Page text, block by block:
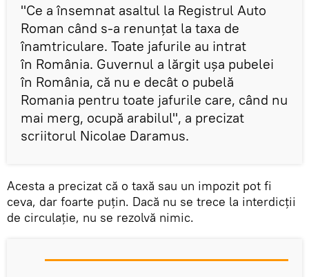
"Ce a însemnat asaltul la Registrul Auto
Roman când s-a renunţat la taxa de
înamtriculare. Toate jafurile au intrat
în România. Guvernul a lărgit uşa pubelei
în România, că nu e decât o pubelă
Romania pentru toate jafurile care, când nu
mai merg, ocupă arabilul", a precizat
scriitorul Nicolae Daramus.
Acesta a precizat că o taxă sau un impozit pot fi
ceva, dar foarte puţin. Dacă nu se trece la interdicţii
de circulaţie, nu se rezolvă nimic.